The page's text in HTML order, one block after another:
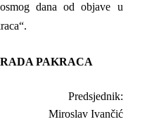
dana od objave u
PAKRACA
Predsjednik:
Miroslav Ivančić